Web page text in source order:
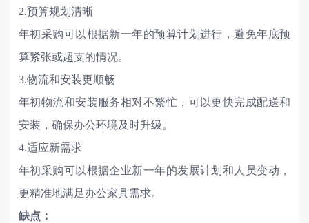
2.预算规划清晰
年初采购可以根据新一年的预算计划进行，避免年底预
算紧张或超支的情况。
3.物流和安装更顺畅
年初物流和安装服务相对不繁忙，可以更快完成配送和
安装，确保办公环境及时升级。
4.适应新需求
年初采购可以根据企业新一年的发展计划和人员变动，
更精准地满足办公家具需求。
缺点：